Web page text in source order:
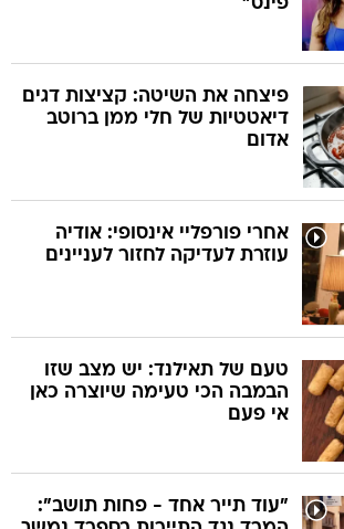
פינס"
פיצחה את השיטה: קציצות דגים
דיאטטיות של חלי ממן ברוטב
אדום
אחרי פורפליי אינסופי: אודיה
עוזרת לעדיקה לחזור לעניינים
טעם של תאילנד: יש מצב שזו
הבמבה הכי טעימה שיוצרה כאן
אי פעם
"עוד תייר אחד - פחות תושב":